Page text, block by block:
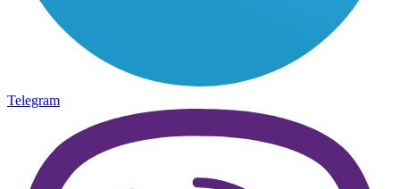
Telegram